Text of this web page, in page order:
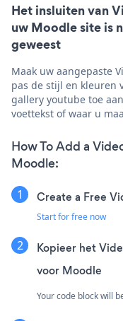
Het insluiten van
uw Moodle site is
geweest
Maak uw aangepaste
pas de stijl en kleuren
gallery youtube toe
voettekst of waar u
How To Add a
Moodle:
Create a Free
Start for free now
Kopieer het
voor Moodle
Your code block will